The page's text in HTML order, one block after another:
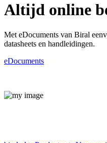
Altijd online
Met eDocuments van Biral
datasheets en handleidingen.
eDocuments